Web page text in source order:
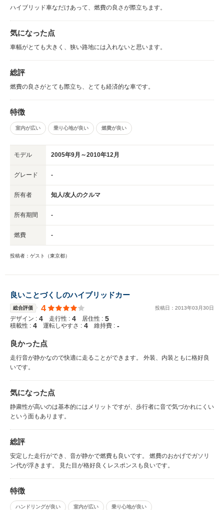
ハイブリッド車なだけあって、燃費の良さが際立ちます。
気になった点
車幅がとても大きく、狭い路地には入れないと思います。
総評
燃費の良さがとても際立ち、とても経済的な車です。
特徴
室内が広い 乗り心地が良い 燃費が良い
モデル 2005年9月～2010年12月
グレード -
所有者 知人/友人のクルマ
所有期間 -
燃費 -
投稿者：ゲスト（東京都）
良いことづくしのハイブリッドカー
総合評価 4 投稿日： 2013年03 月30日
デザイン : 4 走行性 : 4 居住性 : 5
積載性 : 4 運転しやすさ : 4 維持費 : -
良かった点
走行音が静かなので快適に走ることができます。 外装、内装ともに格好良
いです。
気になった点
静粛性が高いのは基本的にはメリットですが、歩行者に音で気づかれにくい
という面もあります。
総評
安定した走行ができ、音が静かで燃費も良いです。 燃費のおかげでガソリ
ン代が浮きます。 見た目が格好良くレスポンスも良いです。
特徴
ハンドリングが良い 室内が広い 乗り心地が良い